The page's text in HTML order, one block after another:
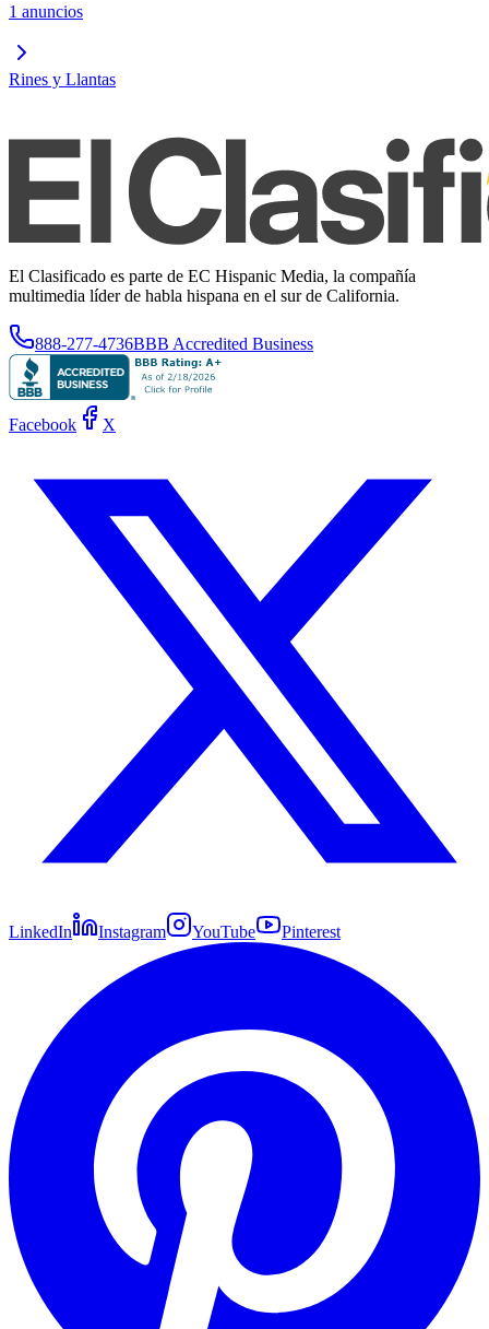
1 anuncios
Rines y Llantas
El Clasificado es parte de EC Hispanic Media, la compañía
multimedia líder de habla hispana en el sur de California.
888-277-4736BBB Accredited Business
Facebook X
LinkedIn Instagram YouTube Pinterest